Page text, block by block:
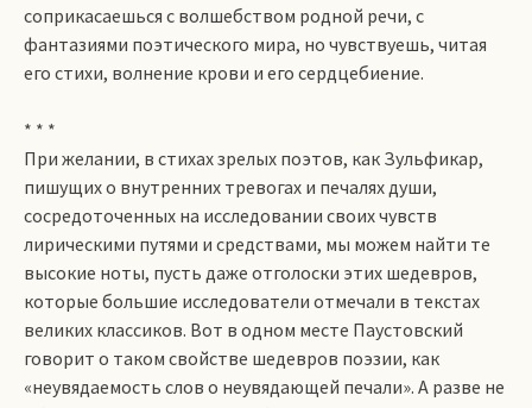
соприкасаешься с волшебством родной речи, с
фантазиями поэтического мира, но чувствуешь, читая
его стихи, волнение крови и его сердцебиение.
* * *
При желании, в стихах зрелых поэтов, как Зульфикар,
пишущих о внутренних тревогах и печалях души,
сосредоточенных на исследовании своих чувств
лирическими путями и средствами, мы можем найти те
высокие ноты, пусть даже отголоски этих шедевров,
которые большие исследователи отмечали в текстах
великих классиков. Вот в одном месте Паустовский
говорит о таком свойстве шедевров поэзии, как
«неувядаемость слов о неувядающей печали». А разве не